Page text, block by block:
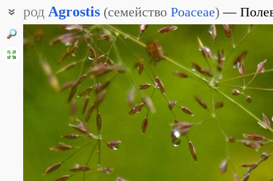
род Agrostis (семейство Poaceae)